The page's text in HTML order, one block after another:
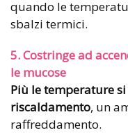
quando le
sbalzi termici.
5. Costringe ad
le mucose
Più le temperature
riscaldamento, un
raffreddamento.